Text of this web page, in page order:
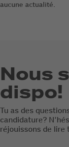
aucune actualité.
Nous
dispo!
Tu as des
candidature?
réjouissons de lire